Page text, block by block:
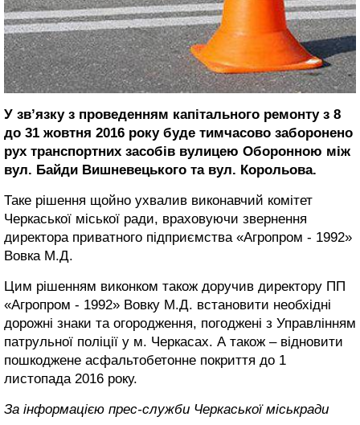
У зв’язку з проведенням капітального ремонту з 8
до 31 жовтня 2016 року буде тимчасово заборонено
рух транспортних засобів вулицею Оборонною між
вул. Байди Вишневецького та вул. Корольова.
Таке рішення щойно ухвалив виконавчий комітет
Черкаської міської ради, враховуючи звернення
директора приватного підприємства «Агропром - 1992»
Вовка М.Д.
Цим рішенням виконком також доручив директору ПП
«Агропром - 1992» Вовку М.Д. встановити необхідні
дорожні знаки та огородження, погоджені з Управлінням
патрульної поліції у м. Черкасах. А також – відновити
пошкоджене асфальтобетонне покриття до 1
листопада 2016 року.
За інформацією прес-служби Черкаської міськради